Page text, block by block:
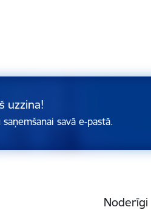
uzzina!
savā e-pastā.
Noderīgi